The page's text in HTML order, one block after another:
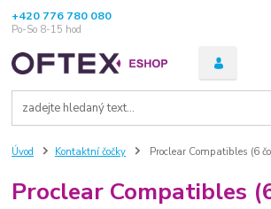
+420 776 780 080
Po-So 8-15 hod
Úvod Kontaktní čočky Proclear Compatibles (6
Proclear Compatibles